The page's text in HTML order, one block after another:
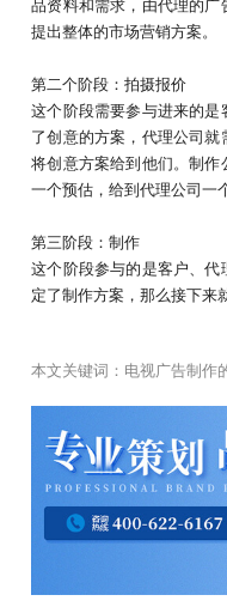
品资料和需求，由代理的
提出整体的市场营销方案。
第二个阶段：拍摄报价
这个阶段需要参与进来的
了创意的方案，代理公司就
将创意方案给到他们。制
一个预估，给到代理公司一
第三阶段：制作
这个阶段参与的是客户、
定了制作方案，那么接下来
本文关键词： 电视广告制作